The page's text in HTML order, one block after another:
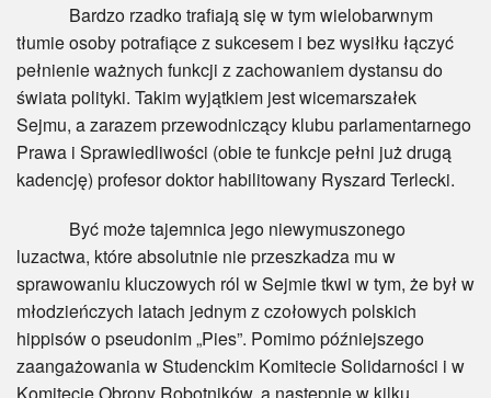
Bardzo rzadko trafiają się w tym wielobarwnym
tłumie osoby potrafiące z sukcesem i bez wysiłku łączyć
pełnienie ważnych funkcji z zachowaniem dystansu do
świata polityki. Takim wyjątkiem jest wicemarszałek
Sejmu, a zarazem przewodniczący klubu parlamentarnego
Prawa i Sprawiedliwości (obie te funkcje pełni już drugą
kadencję) profesor doktor habilitowany Ryszard Terlecki.
Być może tajemnica jego niewymuszonego
luzactwa, które absolutnie nie przeszkadza mu w
sprawowaniu kluczowych ról w Sejmie tkwi w tym, że był w
młodzieńczych latach jednym z czołowych polskich
hippisów o pseudonim „Pies”. Pomimo późniejszego
zaangażowania w Studenckim Komitecie Solidarności i w
Komitecie Obrony Robotników, a następnie w kilku